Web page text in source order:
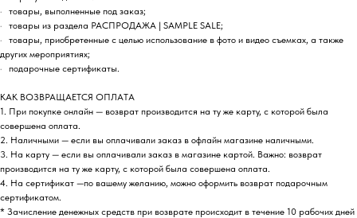
· товары, выполненные под заказ;
· товары из раздела РАСПРОДАЖА | SAMPLE SALE;
· товары, приобретенные с целью использование в фото и видео съемках, а также
других мероприятиях;
· подарочные сертификаты.
КАК ВОЗВРАЩАЕТСЯ ОПЛАТА
1. При покупке онлайн — возврат производится на ту же карту, с которой была
совершена оплата.
2. Наличными — если вы оплачивали заказ в офлайн магазине наличными.
3. На карту — если вы оплачивали заказ в магазине картой. Важно: возврат
производится на ту же карту, с которой была совершена оплата.
4. На сертификат —по вашему желанию, можно оформить возврат подарочным
сертификатом.
* Зачисление денежных средств при возврате происходит в течение 10 рабочих дней